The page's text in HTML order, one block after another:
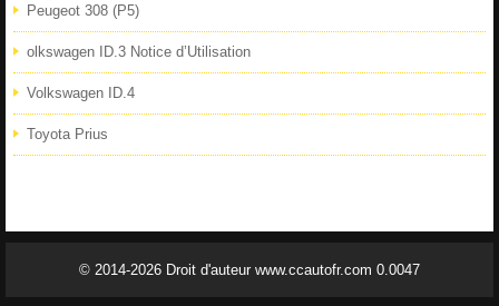
Peugeot 308 (P5)
olkswagen ID.3 Notice d’Utilisation
Volkswagen ID.4
Toyota Prius
© 2014-2026 Droit d'auteur www.ccautofr.com 0.0047